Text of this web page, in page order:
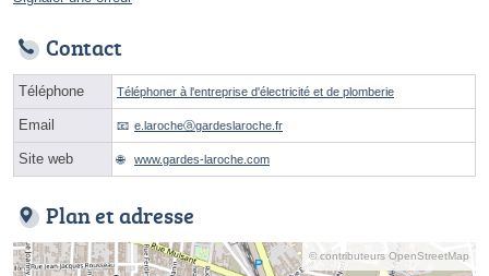
Contact
Téléphone Téléphoner à l'entreprise d'électricité et de plomberie
Email e.larocheⓐgardeslaroche.fr
Site web www.gardes-laroche.com
Plan et adresse
© contributeurs OpenStreetMap